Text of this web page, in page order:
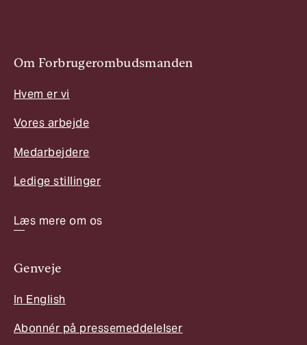
Om Forbrugerombudsmanden
Hvem er vi
Vores arbejde
Medarbejdere
Ledige stillinger
Læs mere om os
Genveje
In English
Abonnér på pressemeddelelser